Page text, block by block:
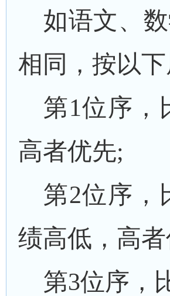
如语文、
相同，按以
第1位序，
高者优先;
第2位序，
绩高低，高
第3位序，